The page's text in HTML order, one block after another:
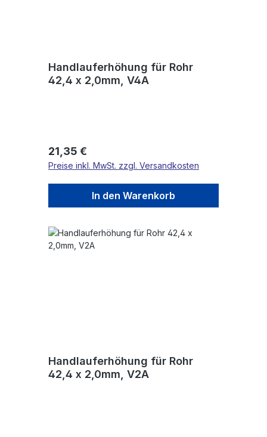
Handlauferhöhung für Rohr
42,4 x 2,0mm, V4A
Regulärer Preis:
21,35 €
Preise inkl. MwSt. zzgl. Versandkosten
In den Warenkorb
Handlauferhöhung für Rohr
42,4 x 2,0mm, V2A